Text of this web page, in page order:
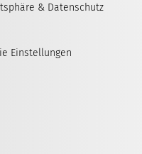
& Datenschutz
Einstellungen